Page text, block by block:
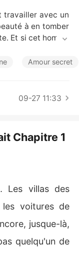
travailler avec un
à en tomber
Et si cet homme
craquer ?
Amour secret
09-27 11:33
Chapitre 1
Les villas des
les voitures de
jusque-là,
quelqu'un de